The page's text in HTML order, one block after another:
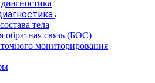
тела
обратная связь (БОС)
мониторирования